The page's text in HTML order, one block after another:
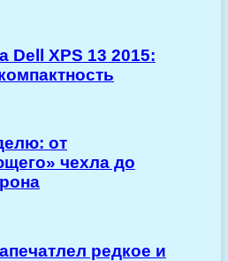
Dell XPS 13 2015:
от
чехла до
редкое и